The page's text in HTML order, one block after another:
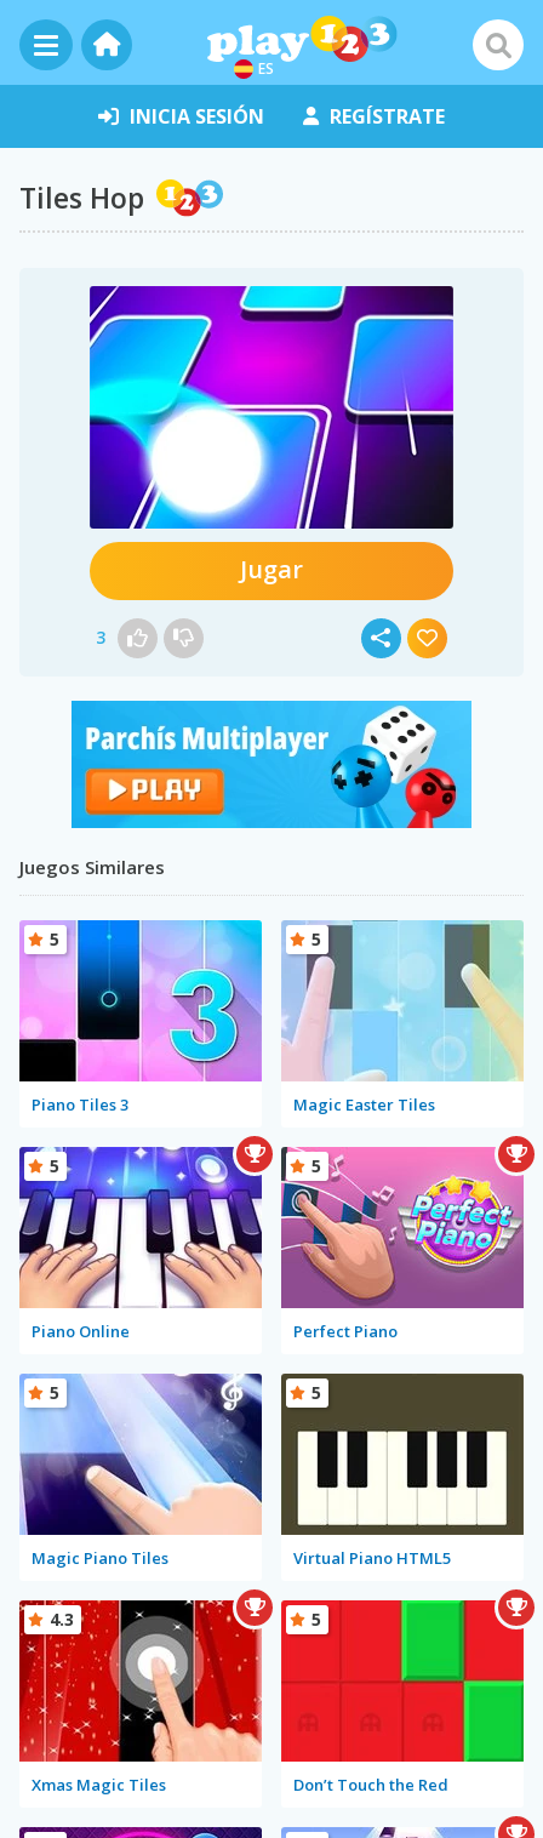
ES
INICIA SESIÓN REGÍSTRATE
Tiles Hop
Jugar
3
Juegos Similares
Piano Tiles 3
5
Magic Easter Tiles
5
Piano Online
5
Perfect Piano
5
Magic Piano Tiles
5
Virtual Piano HTML5
5
Xmas Magic Tiles
4.3
Don’t Touch the Red
5